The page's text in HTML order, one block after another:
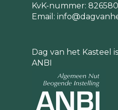
KvK-nummer:
Email:
Dag van het Kasteel
ANBI